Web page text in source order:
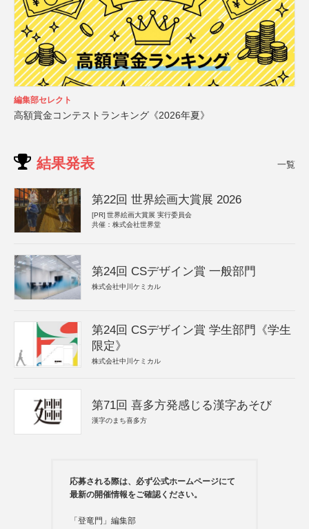
編集部セレクト
高額賞金コンテストランキング《2026年夏》
結果発表 一覧
第22回 世界絵画大賞展 2026
[PR] 世界絵画大賞展 実行委員会
共催：株式会社世界堂
第24回 CSデザイン賞 一般部門
株式会社中川ケミカル
第24回 CSデザイン賞 学生部門《学生
限定》
株式会社中川ケミカル
第71回 喜多方発感じる漢字あそび
漢字のまち喜多方
応募される際は、必ず公式ホームページにて
最新の開催情報をご確認ください。
「登竜門」編集部